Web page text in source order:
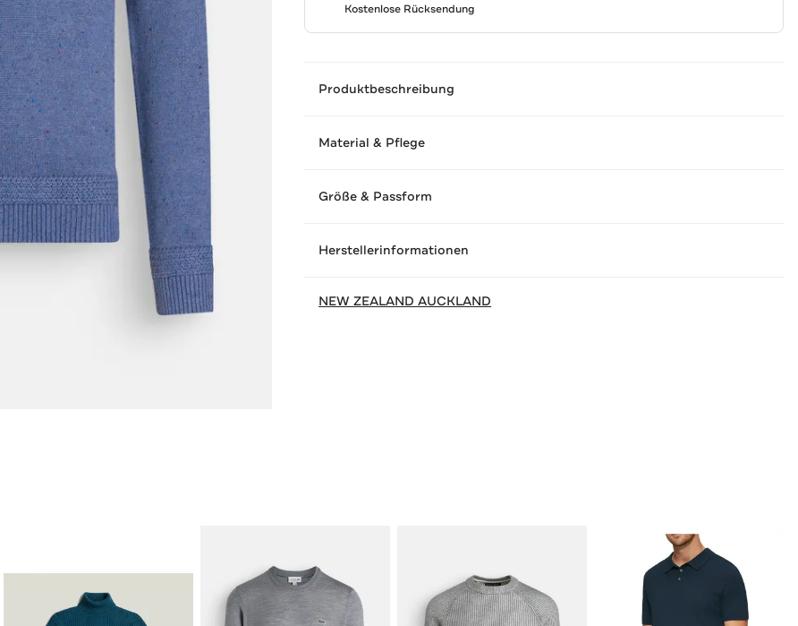
Kostenlose Rücksendung
Produktbeschreibung
Material & Pflege
Größe & Passform
Herstellerinformationen
NEW ZEALAND AUCKLAND